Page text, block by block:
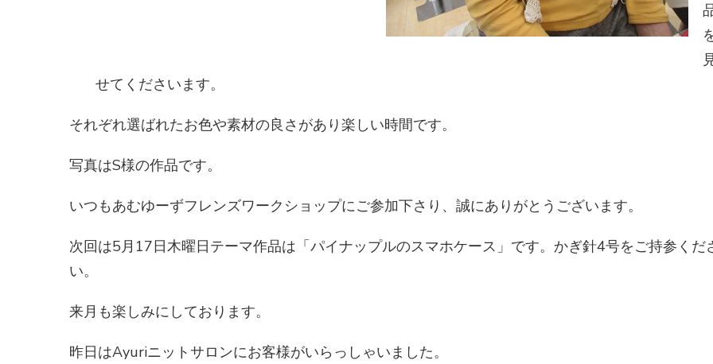
せてくださいます。
それぞれ選ばれたお色や素材の良さがあり楽しい時間です。
写真はS様の作品です。
いつもあむゆーずフレンズワークショップにご参加下さり、誠にありがとうございます。
次回は5月17日木曜日テーマ作品は「パイナップルのスマホケース」です。かぎ針4号をご持参くだ
い。
来月も楽しみにしております。
昨日はAyuriニットサロンにお客様がいらっしゃいました。